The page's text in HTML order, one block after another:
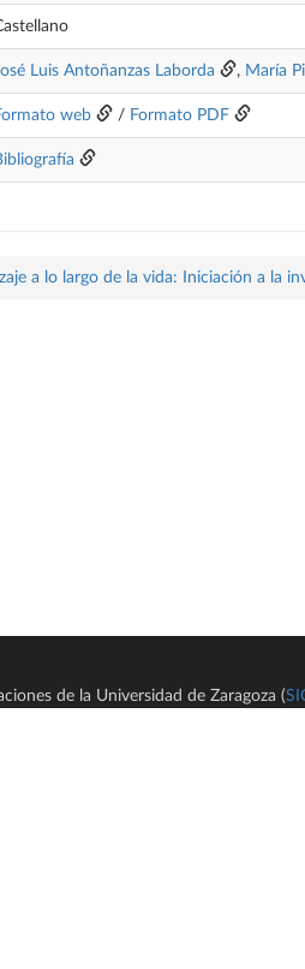
Luis Antoñanzas Laborda , María
web / Formato PDF
a lo largo de la vida: Iniciación a la
de la Universidad de Zaragoza (